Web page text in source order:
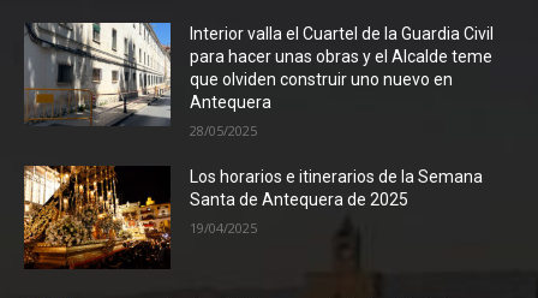
Interior valla el Cuartel de la Guardia Civil
para hacer unas obras y el Alcalde teme
que olviden construir uno nuevo en
Antequera
28/05/2025
Los horarios e itinerarios de la Semana
Santa de Antequera de 2025
19/04/2025